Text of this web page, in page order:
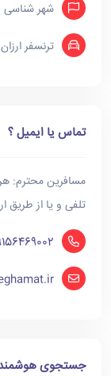
شهر شناسی
ترنسفر
تماس یا ایمیل ؟
مسافرین محترم:
تلفی و یا از طریق
جستجوی